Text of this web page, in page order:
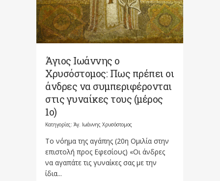
Άγιος Ιωάννης ο
Χρυσόστομος: Πως πρέπει οι
άνδρες να συμπεριφέρονται
στις γυναίκες τους (μέρος
1ο)
Κατηγορίες: Άγ. Ιωάννης Χρυσόστομος
Το νόημα της αγάπης (20η Ομιλία στην
επιστολή προς Εφεσίους) «Οι άνδρες
να αγαπάτε τις γυναίκες σας με την
ίδια...